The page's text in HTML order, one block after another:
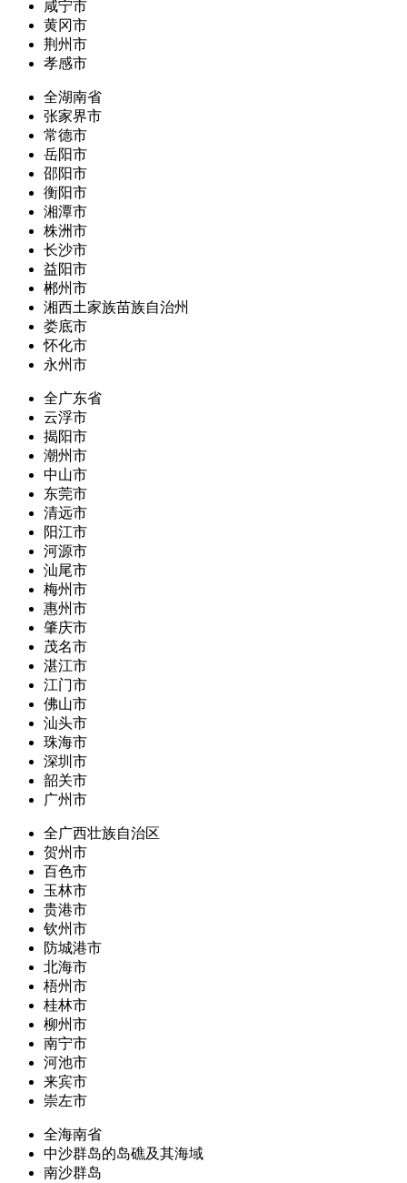
咸宁市
黄冈市
荆州市
孝感市
全湖南省
张家界市
常德市
岳阳市
邵阳市
衡阳市
湘潭市
株洲市
长沙市
益阳市
郴州市
湘西土家族苗族自治州
娄底市
怀化市
永州市
全广东省
云浮市
揭阳市
潮州市
中山市
东莞市
清远市
阳江市
河源市
汕尾市
梅州市
惠州市
肇庆市
茂名市
湛江市
江门市
佛山市
汕头市
珠海市
深圳市
韶关市
广州市
全广西壮族自治区
贺州市
百色市
玉林市
贵港市
钦州市
防城港市
北海市
梧州市
桂林市
柳州市
南宁市
河池市
来宾市
崇左市
全海南省
中沙群岛的岛礁及其海域
南沙群岛